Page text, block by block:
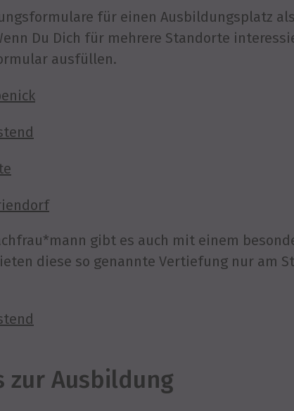
für einen Ausbildungsplatz
Du Dich für mehrere Standorte
ausfüllen.
gibt es auch mit einem
diese so genannte Vertiefung nur am
zur Ausbildung